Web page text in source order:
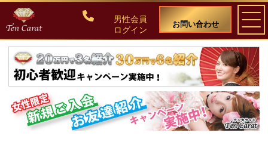
男性会員
ログイン
お問い合わせ
ご入会について
料金・入会案内
会員比率『１：１０』にこだわる理由